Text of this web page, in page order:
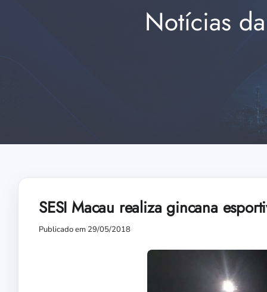
Notícias
SESI Macau realiza gincana
Publicado em 29/05/2018